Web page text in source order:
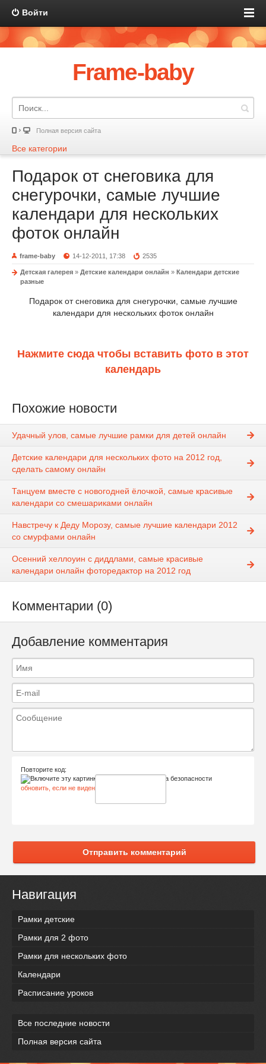
Войти
Frame-baby
Полная версия сайта
Все категории
Подарок от снеговика для
снегурочки, самые лучшие
календари для нескольких
фоток онлайн
frame-baby 14-12-2011, 17:38 2535
Детская галерея » Детские календари онлайн » Календари детские
разные
Подарок от снеговика для снегурочки, самые лучшие
календари для нескольких фоток онлайн
Нажмите сюда чтобы вставить фото в этот
календарь
Похожие новости
Удачный улов, самые лучшие рамки для детей онлайн
Детские календари для нескольких фото на 2012 год,
сделать самому онлайн
Танцуем вместе с новогодней ёлочкой, самые красивые
календари со смешариками онлайн
Навстречу к Деду Морозу, самые лучшие календари 2012
со смурфами онлайн
Осенний хеллоуин с диддлами, самые красивые
календари онлайн фоторедактор на 2012 год
Комментарии (0)
Добавление комментария
Повторите код:
обновить, если не виден код
Отправить комментарий
Навигация
Рамки детские
Рамки для 2 фото
Рамки для нескольких фото
Календари
Расписание уроков
Все последние новости
Полная версия сайта